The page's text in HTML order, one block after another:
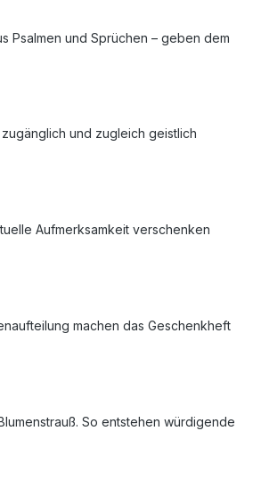
Psalmen und Sprüchen – geben dem
und zugleich geistlich
Aufmerksamkeit verschenken
machen das Geschenkheft
So entstehen würdigende